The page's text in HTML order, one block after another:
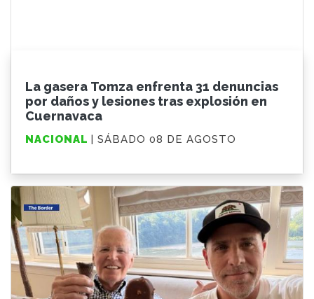
La gasera Tomza enfrenta 31 denuncias
por daños y lesiones tras explosión en
Cuernavaca
NACIONAL | SÁBADO 08 DE AGOSTO